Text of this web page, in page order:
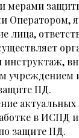
мерами
Оператором,
лица,
инструктаж,
учреждением
ПД.
актуальных
в ИСПД и
защите ПД.